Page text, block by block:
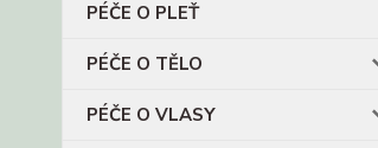
PÉČE O PLEŤ
PÉČE O TĚLO
PÉČE O VLASY